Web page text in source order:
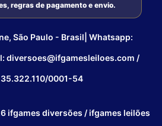
regras de pagamento e envio.
São Paulo - Brasil| Whatsapp:
diversoes@ifgamesleiloes.com /
35.322.110/0001-54
ifgames diversões / ifgames leilões